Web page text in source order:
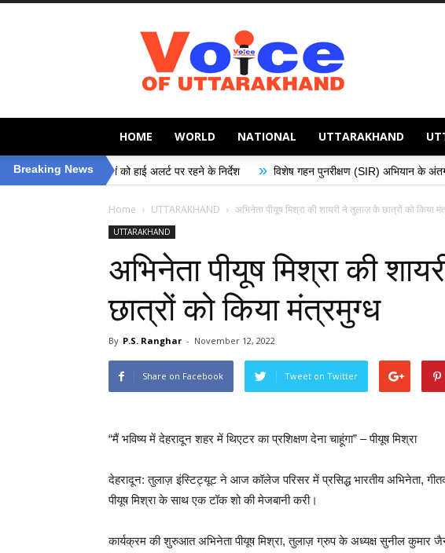
Voice
of
Uttarakhand
HOME WORLD NATIONAL UTTARAKHAND
Breaking News
को हाई अलर्ट पर रहने के निर्देश » विशेष गहन पुनरीक्षण (SIR) अभियान के अंतर्गत मतदान केंद्रों का
Home UTTARAKHAND अभिनेता पीयूष मिश्रा की शायरी ने तुलाज़ के छात्रों को किया
UTTARAKHAND
अभिनेता पीयूष मिश्रा की
छात्रों को किया मंत्रमुग्ध
By P.S. Ranghar - November 12, 2022
Share on Facebook Tweet on Twitter
“मैं भविष्य में देहरादून शहर में थिएटर का प्रशिक्षण देना चाहूंगा” – पीयूष मिश्रा
देहरादून: तुलाज़ इंस्टिट्यूट ने आज कॉलेज परिसर में प्रसिद्ध भारतीय अभिनेता,
पीयूष मिश्रा के साथ एक टॉक शो की मेजबानी करी।
कार्यक्रम की शुरुआत अभिनेता पीयूष मिश्रा, तुलाज़ ग्रुप के अध्यक्ष सुनील कुमार